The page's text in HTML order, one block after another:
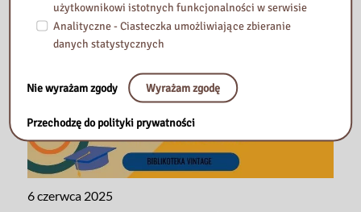
6 czerwca 2025
użytkownikowi istotnych funkcjonalności w serwisie
Analityczne - Ciasteczka umożliwiające zbieranie
danych statystycznych
Nie wyrażam zgody Wyrażam zgodę
Przechodzę do polityki prywatności